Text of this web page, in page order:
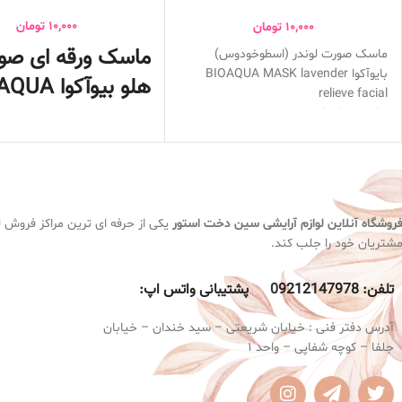
10,000 تومان
ماسک صورت لوندر (اسطوخودوس)
بایوآکوا BIOAQUA MASK lavender
relieve facial
حاوی عصاره لوندر
افزایش کلاژن سازی
ضدجوش و کاهش التهاب پوستی
مناسب برای انواع پوست
10,000 تومان
ماسک ورقه ای
هلو بیوآکوا BIOAQUA
روشن کننده و نرم کننده
فروشگاه آنلاین لوازم آرایشی سین دخت استور یکی از حرفه ای ترین مراکز فروش
مشتریان خود را جلب کند.
تلفن: 09212147978 پشتیبانی واتس اپ:
آدرس دفتر فنی : خیابان شریعتی – سید خندان – خیابان
جلفا – کوچه شفاپی – واحد 1